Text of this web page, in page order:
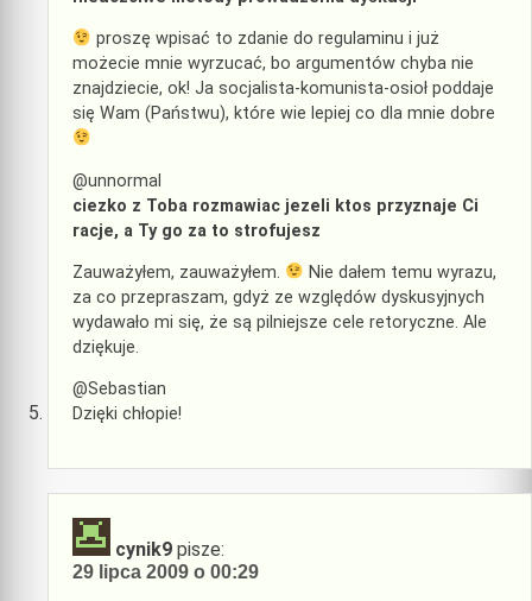
proszę wpisać to zdanie do regulaminu i już
możecie mnie wyrzucać, bo argumentów chyba nie
znajdziecie, ok! Ja socjalista-komunista-osioł poddaje
się Wam (Państwu), które wie lepiej co dla mnie dobre
@unnormal
ciezko z Toba rozmawiac jezeli ktos przyznaje Ci
racje, a Ty go za to strofujesz
Zauważyłem, zauważyłem.
Nie dałem temu wyrazu,
za co przepraszam, gdyż ze względów dyskusyjnych
wydawało mi się, że są pilniejsze cele retoryczne. Ale
dziękuje.
@Sebastian
Dzięki chłopie!
cynik9 pisze:
29 lipca 2009 o 00:29